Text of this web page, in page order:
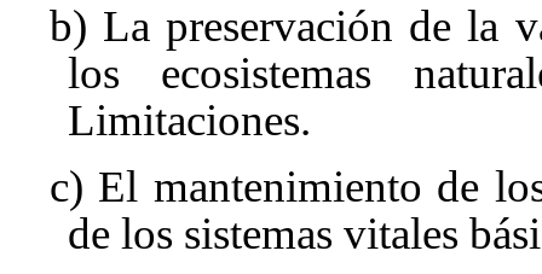
b) La preservación de la
los ecosistemas
Limitaciones.
c) El mantenimiento de
de los sistemas vitales